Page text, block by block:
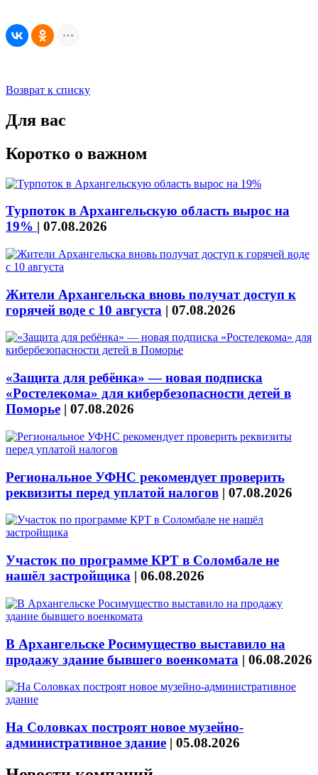
Возврат к списку
Для вас
Коротко о важном
Турпоток в Архангельскую область вырос на
19% | 07.08.2026
Жители Архангельска вновь получат доступ к
горячей воде с 10 августа | 07.08.2026
«Защита для ребёнка» — новая подписка
«Ростелекома» для кибербезопасности детей в
Поморье | 07.08.2026
Региональное УФНС рекомендует проверить
реквизиты перед уплатой налогов | 07.08.2026
Участок по программе КРТ в Соломбале не
нашёл застройщика | 06.08.2026
В Архангельске Росимущество выставило на
продажу здание бывшего военкомата | 06.08.2026
На Соловках построят новое музейно-
административное здание | 05.08.2026